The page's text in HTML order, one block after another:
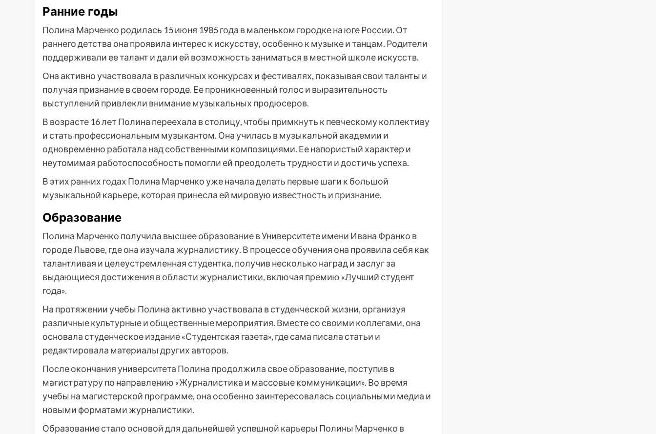
Ранние годы
Полина Марченко родилась 15 июня 1985 года в маленьком городке на юге России. От
раннего детства она проявила интерес к искусству, особенно к музыке и танцам. Родители
поддерживали ее талант и дали ей возможность заниматься в местной школе искусств.
Она активно участвовала в различных конкурсах и фестивалях, показывая свои таланты и
получая признание в своем городе. Ее проникновенный голос и выразительность
выступлений привлекли внимание музыкальных продюсеров.
В возрасте 16 лет Полина переехала в столицу, чтобы примкнуть к певческому коллективу
и стать профессиональным музыкантом. Она училась в музыкальной академии и
одновременно работала над собственными композициями. Ее напористый характер и
неутомимая работоспособность помогли ей преодолеть трудности и достичь успеха.
В этих ранних годах Полина Марченко уже начала делать первые шаги к большой
музыкальной карьере, которая принесла ей мировую известность и признание.
Образование
Полина Марченко получила высшее образование в Университете имени Ивана Франко в
городе Львове, где она изучала журналистику. В процессе обучения она проявила себя как
талантливая и целеустремленная студентка, получив несколько наград и заслуг за
выдающиеся достижения в области журналистики, включая премию «Лучший студент
года».
На протяжении учебы Полина активно участвовала в студенческой жизни, организуя
различные культурные и общественные мероприятия. Вместе со своими коллегами, она
основала студенческое издание «Студентская газета», где сама писала статьи и
редактировала материалы других авторов.
После окончания университета Полина продолжила свое образование, поступив в
магистратуру по направлению «Журналистика и массовые коммуникации». Во время
учебы на магистерской программе, она особенно заинтересовалась социальными медиа и
новыми форматами журналистики.
Образование стало основой для дальнейшей успешной карьеры Полины Марченко в